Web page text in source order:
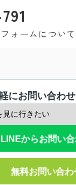
フォームについて
にお問い合わ
LINEからお問い
無料お問い合わ